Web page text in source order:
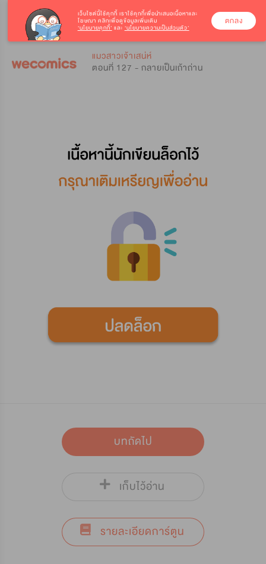
แมวสาวเจ้าเสน่ห์
ตอนที่ 127 - กลายเป็นเถ้าถ่าน
บทถัดไป
เก็บไว้อ่าน
รายละเอียดการ์ตูน
เว็บไซต์นี้ใช้คุกกี้ เราใช้คุกกี้เพื่อนำเสนอเนื้อหาและ
โฆษณา คลิกเพื่อดูข้อมูลเพิ่มเติม
‘นโยบายคุกกี้’ และ ‘นโยบายความเป็นส่วนตัว’
ตกลง